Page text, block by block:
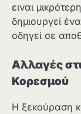
ειναι
δημιουργεί
οδηγεί σε
Αλλαγές
Κορεσμού
Η ξεκούραση